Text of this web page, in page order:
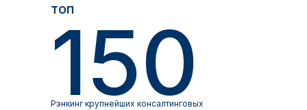
150
топ
Рэнкинг крупнейших консалтинговых